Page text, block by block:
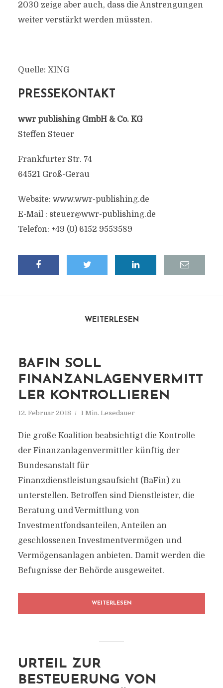
2030 zeige aber auch, dass die Anstrengungen
weiter verstärkt werden müssten.
Quelle: XING
PRESSEKONTAKT
wwr publishing GmbH & Co. KG
Steffen Steuer
Frankfurter Str. 74
64521 Groß-Gerau
Website: www.wwr-publishing.de
E-Mail : steuer@wwr-publishing.de
Telefon: +49 (0) 6152 9553589
WEITERLESEN
BAFIN SOLL
FINANZANLAGENVERMITT
LER KONTROLLIEREN
12. Februar 2018 1 Min. Lesedauer
Die große Koalition beabsichtigt die Kontrolle
der Finanzanlagenvermittler künftig der
Bundesanstalt für
Finanzdienstleistungsaufsicht (BaFin) zu
unterstellen. Betroffen sind Dienstleister, die
Beratung und Vermittlung von
Investmentfondsanteilen, Anteilen an
geschlossenen Investmentvermögen und
Vermögensanlagen anbieten. Damit werden die
Befugnisse der Behörde ausgeweitet.
WEITERLESEN
URTEIL ZUR
BESTEUERUNG VON